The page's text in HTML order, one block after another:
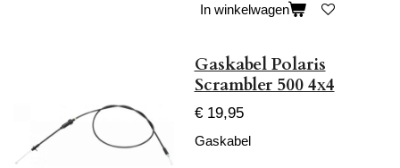
In winkelwagen
Gaskabel Polaris
Scrambler 500 4x4
€ 19,95
Gaskabel